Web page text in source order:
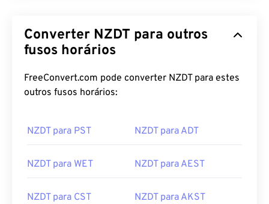
Converter NZDT para outros
fusos horários
FreeConvert.com pode converter NZDT para estes
outros fusos horários:
NZDT para PST NZDT para ADT
NZDT para WET NZDT para AEST
NZDT para CST NZDT para AKST